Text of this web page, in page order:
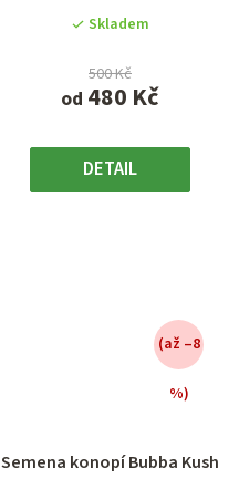
Skladem
od 480 Kč
500 Kč
DETAIL
hvězdiček.
Semena konopí Bubba Kush
(až –8
%)
produktu